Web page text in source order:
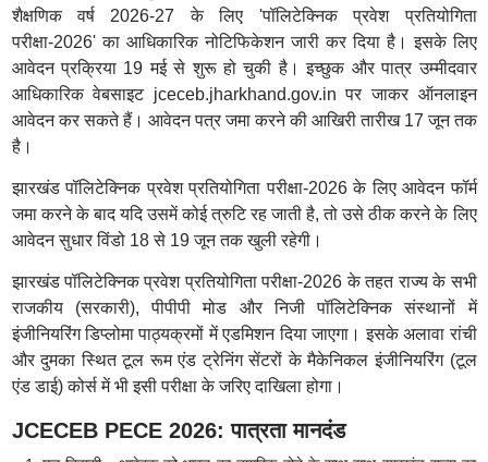
शैक्षणिक वर्ष 2026-27 के लिए 'पॉलिटेक्निक प्रवेश प्रतियोगिता
परीक्षा-2026' का आधिकारिक नोटिफिकेशन जारी कर दिया है। इसके लिए
आवेदन प्रक्रिया 19 मई से शुरू हो चुकी है। इच्छुक और पात्र उम्मीदवार
आधिकारिक वेबसाइट jceceb.jharkhand.gov.in पर जाकर ऑनलाइन
आवेदन कर सकते हैं। आवेदन पत्र जमा करने की आखिरी तारीख 17 जून तक
है।
झारखंड पॉलिटेक्निक प्रवेश प्रतियोगिता परीक्षा-2026 के लिए आवेदन फॉर्म
जमा करने के बाद यदि उसमें कोई त्रुटि रह जाती है, तो उसे ठीक करने के लिए
आवेदन सुधार विंडो 18 से 19 जून तक खुली रहेगी।
झारखंड पॉलिटेक्निक प्रवेश प्रतियोगिता परीक्षा-2026 के तहत राज्य के सभी
राजकीय (सरकारी), पीपीपी मोड और निजी पॉलिटेक्निक संस्थानों में
इंजीनियरिंग डिप्लोमा पाठ्यक्रमों में एडमिशन दिया जाएगा। इसके अलावा रांची
और दुमका स्थित टूल रूम एंड ट्रेनिंग सेंटरों के मैकेनिकल इंजीनियरिंग (टूल
एंड डाई) कोर्स में भी इसी परीक्षा के जरिए दाखिला होगा।
JCECEB PECE 2026: पात्रता मानदंड